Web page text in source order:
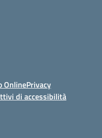
OnlinePrivacy
di accessibilità